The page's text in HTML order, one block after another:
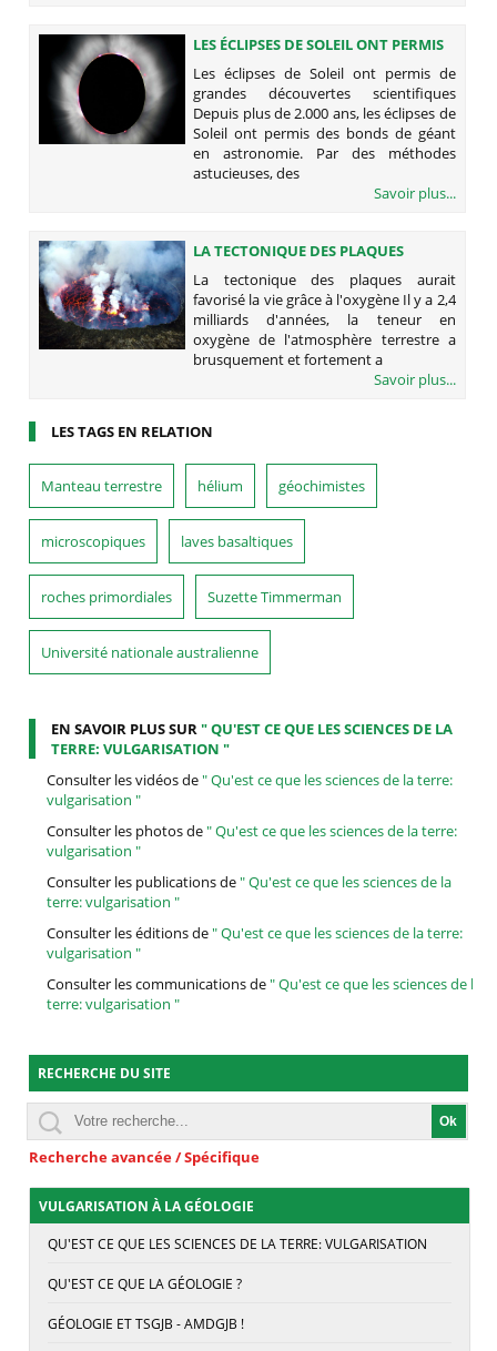
LES ÉCLIPSES DE SOLEIL ONT PERMIS
DE GRANDES DÉCOUVERTES
SCIENTIFIQUES
Les éclipses de Soleil ont permis de
grandes découvertes scientifiques
Depuis plus de 2.000 ans, les éclipses de
Soleil ont permis des bonds de géant
en astronomie. Par des méthodes
astucieuses, des
Savoir plus...
LA TECTONIQUE DES PLAQUES
AURAIT FAVORISÉ LA VIE GRÂCE À
L'OXYGÈNE
La tectonique des plaques aurait
favorisé la vie grâce à l'oxygène Il y a 2,4
milliards d'années, la teneur en
oxygène de l'atmosphère terrestre a
brusquement et fortement a
Savoir plus...
LES TAGS EN RELATION
Manteau terrestre hélium géochimistes
microscopiques laves basaltiques
roches primordiales Suzette Timmerman
Université nationale australienne
EN SAVOIR PLUS SUR" QU'EST CE QUE LES SCIENCES DE LA
TERRE: VULGARISATION "
Consulter les vidéos de" Qu'est ce que les sciences de la terre:
vulgarisation "
Consulter les photos de" Qu'est ce que les sciences de la terre:
vulgarisation "
Consulter les publications de" Qu'est ce que les sciences de la
terre: vulgarisation "
Consulter les éditions de" Qu'est ce que les sciences de la terre:
vulgarisation "
Consulter les communications de" Qu'est ce que les sciences de la
terre: vulgarisation "
RECHERCHE DU SITE
Recherche avancée / Spécifique
VULGARISATION À LA GÉOLOGIE
QU'EST CE QUE LES SCIENCES DE LA TERRE: VULGARISATION
QU'EST CE QUE LA GÉOLOGIE ?
GÉOLOGIE ET TSGJB - AMDGJB !